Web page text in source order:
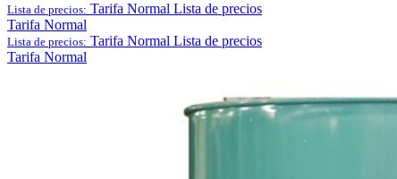
Lista de precios: Tarifa Normal Lista de precios
Tarifa Normal
Lista de precios: Tarifa Normal Lista de precios
Tarifa Normal